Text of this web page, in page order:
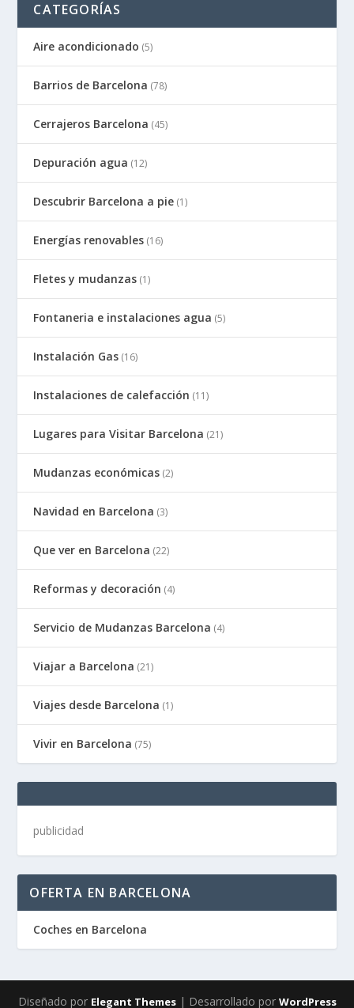
CATEGORÍAS
Aire acondicionado (5)
Barrios de Barcelona (78)
Cerrajeros Barcelona (45)
Depuración agua (12)
Descubrir Barcelona a pie (1)
Energías renovables (16)
Fletes y mudanzas (1)
Fontaneria e instalaciones agua (5)
Instalación Gas (16)
Instalaciones de calefacción (11)
Lugares para Visitar Barcelona (21)
Mudanzas económicas (2)
Navidad en Barcelona (3)
Que ver en Barcelona (22)
Reformas y decoración (4)
Servicio de Mudanzas Barcelona (4)
Viajar a Barcelona (21)
Viajes desde Barcelona (1)
Vivir en Barcelona (75)
publicidad
OFERTA EN BARCELONA
Coches en Barcelona
Diseñado por Elegant Themes| Desarrollado por WordPress